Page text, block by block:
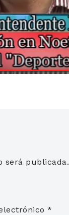
será publicada.
*